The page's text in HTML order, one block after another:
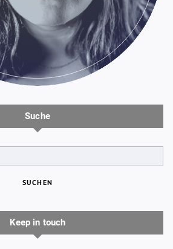
Suche
SUCHEN
Keep in touch